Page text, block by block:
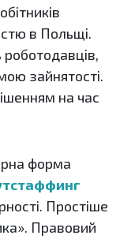
в Польщі.
роботодавців,
зайнятості.
на час
форма
Простіше
Правовий